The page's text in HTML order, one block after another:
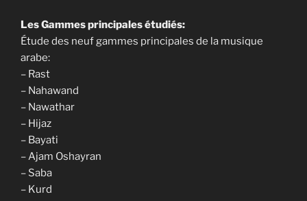
Les Gammes principales étudiés:
Étude des neuf gammes principales de la musique
arabe:
– Rast
– Nahawand
– Nawathar
– Hijaz
– Bayati
– Ajam Oshayran
– Saba
– Kurd